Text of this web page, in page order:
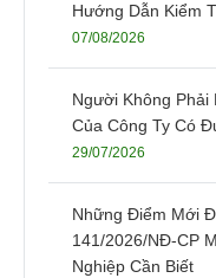
Hướng Dẫn Kiểm
07/08/2026
Người Không
Của Công Ty Có
29/07/2026
Những Điểm Mới
141/2026/NĐ-CP
Nghiệp Cần Biết